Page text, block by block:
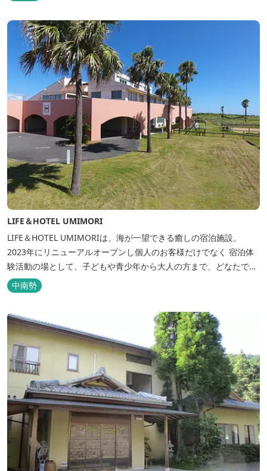
LIFE＆HOTEL UMIMORI
LIFE＆HOTEL UMIMORIは、海が一望できる癒しの宿泊施設。
2023年にリニューアルオープンし個人のお客様だけでなく 宿泊体
験活動の場として、子どもや青少年から大人の方まで、どなたでも
ご利用いただけます。 ヨットやボート・カヤックをはじめとするマ
リンアクティビティや併設する海の乗馬倶楽部エルカバージョでの
乗馬体験が可能！ 小中学生や団体様向けに海の自然体験教室も開催
しています...
中南勢